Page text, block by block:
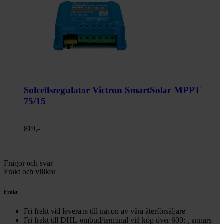
Solcellsregulator Victron SmartSolar MPPT
75/15
819,-
Frågor och svar
Frakt och villkor
Frakt
Fri frakt vid leverans till någon av våra återförsäljare
Fri frakt till DHL-ombud/terminal vid köp över 600:-, annars